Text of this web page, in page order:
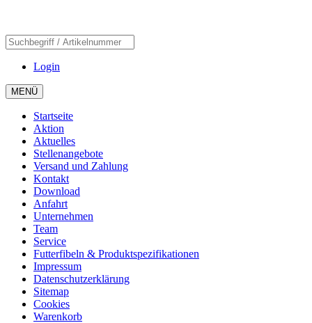
Login
MENÜ
Startseite
Aktion
Aktuelles
Stellenangebote
Versand und Zahlung
Kontakt
Download
Anfahrt
Unternehmen
Team
Service
Futterfibeln & Produktspezifikationen
Impressum
Datenschutzerklärung
Sitemap
Cookies
Warenkorb